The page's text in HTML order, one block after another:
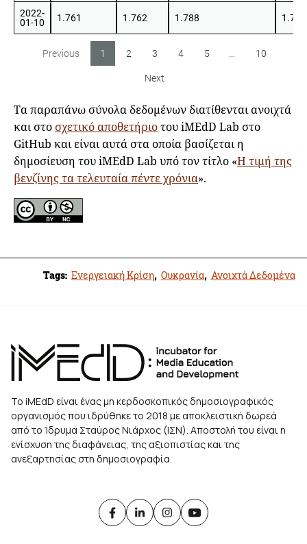
2022-
01-10
1.761 1.762 1.788 1.786
Previous 1 2 3 4 5 … 10
Next
Τα παραπάνω σύνολα δεδομένων διατίθενται ανοιχτά
και στο σχετικό αποθετήριοτου iMEdD Lab στο
GitHub και είναι αυτά στα οποία βασίζεται η
δημοσίευση του iMEdD Lab υπό τον τίτλο «Η τιμή της
βενζίνης τα τελευταία πέντε χρόνια».
Tags: Ενεργειακή Κρίση, Ουκρανία, Ανοιχτά Δεδομένα
Το iMEdD είναι ένας μη κερδοσκοπικός δημοσιογραφικός
οργανισμός που ιδρύθηκε το 2018 με αποκλειστική δωρεά
από το Ίδρυμα Σταύρος Νιάρχος (ΙΣΝ). Αποστολή του είναι η
ενίσχυση της διαφάνειας, της αξιοπιστίας και της
ανεξαρτησίας στη δημοσιογραφία.